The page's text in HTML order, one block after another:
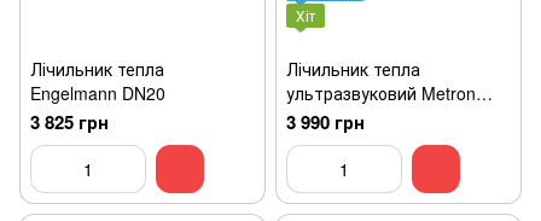
Лічильник тепла
Engelmann DN20
3 825 грн
Хіт
Лічильник тепла
ультразвуковий Metron
UHM 20/1.5 MBus
3 990 грн